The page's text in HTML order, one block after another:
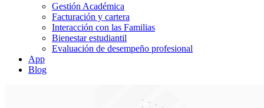
Gestión Académica
Facturación y cartera
Interacción con las Familias
Bienestar estudiantil
Evaluación de desempeño profesional
App
Blog